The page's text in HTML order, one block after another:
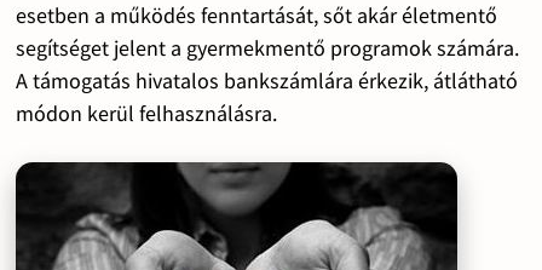
esetben a működés fenntartását, sőt akár életmentő
segítséget jelent a gyermekmentő programok számára.
A támogatás hivatalos bankszámlára érkezik, átlátható
módon kerül felhasználásra.